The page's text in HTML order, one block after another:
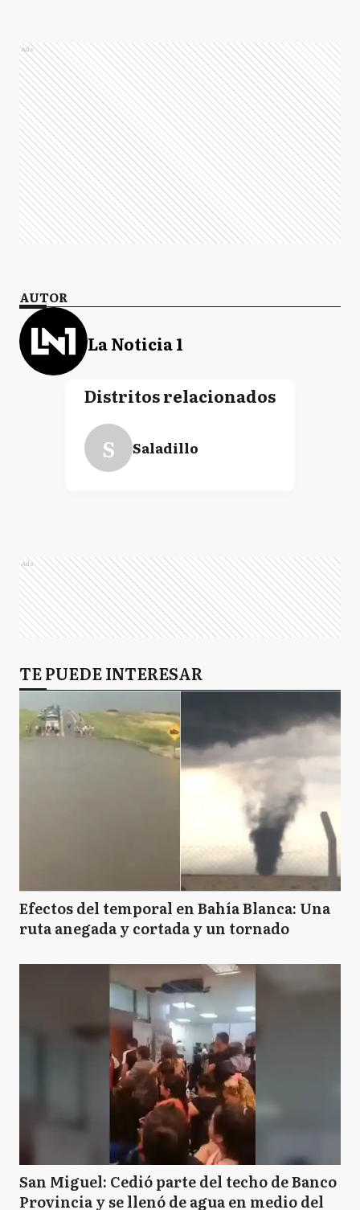
Ads
AUTOR
La Noticia 1
Distritos relacionados
S Saladillo
Ads
TE PUEDE INTERESAR
Efectos del temporal en Bahía Blanca: Una
ruta anegada y cortada y un tornado
San Miguel: Cedió parte del techo de Banco
Provincia y se llenó de agua en medio del